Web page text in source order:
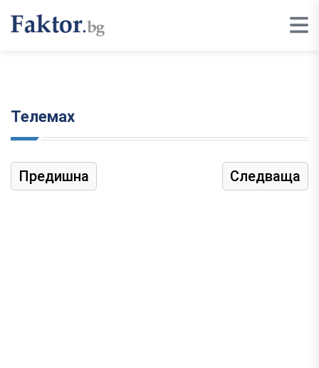
Телемах
Предишна Следваща